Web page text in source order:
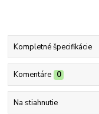
Kompletné špecifikácie
Komentáre 0
Na stiahnutie